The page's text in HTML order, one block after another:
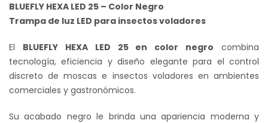
original
era:
S/ 450.00.
actual
S/ 350.00.
BLUEFLY HEXA LED 25 – Color Negro
Trampa de luz LED para insectos voladores
El BLUEFLY HEXA LED 25 en color negro combina
tecnología, eficiencia y diseño elegante para el control
discreto de moscas e insectos voladores en ambientes
comerciales y gastronómicos.
Su acabado negro le brinda una apariencia moderna y